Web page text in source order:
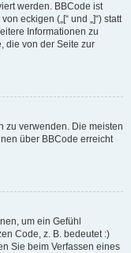
werden. BBCode ist
eckigen („[“ und „]“) statt
Informationen zu
die von der Seite zur
zu verwenden. Die meisten
über BBCode erreicht
um ein Gefühl
Code, z. B. bedeutet :)
Sie beim Verfassen eines